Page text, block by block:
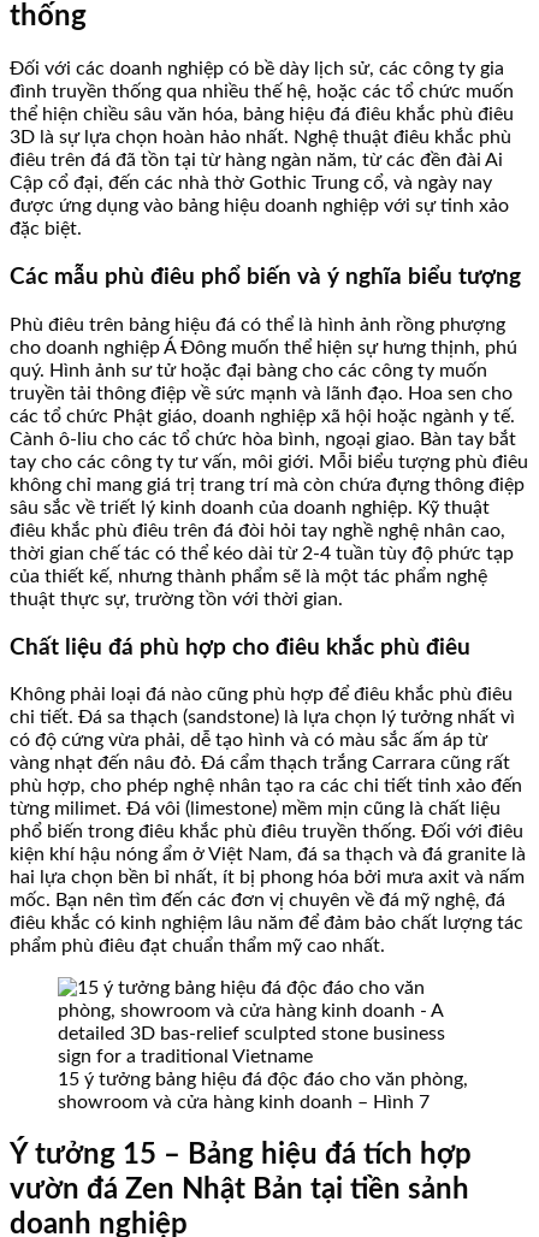
thống
Đối với các doanh nghiệp có bề dày lịch sử, các công ty gia
đình truyền thống qua nhiều thế hệ, hoặc các tổ chức muốn
thể hiện chiều sâu văn hóa, bảng hiệu đá điêu khắc phù điêu
3D là sự lựa chọn hoàn hảo nhất. Nghệ thuật điêu khắc phù
điêu trên đá đã tồn tại từ hàng ngàn năm, từ các đền đài Ai
Cập cổ đại, đến các nhà thờ Gothic Trung cổ, và ngày nay
được ứng dụng vào bảng hiệu doanh nghiệp với sự tinh xảo
đặc biệt.
Các mẫu phù điêu phổ biến và ý nghĩa biểu tượng
Phù điêu trên bảng hiệu đá có thể là hình ảnh rồng phượng
cho doanh nghiệp Á Đông muốn thể hiện sự hưng thịnh, phú
quý. Hình ảnh sư tử hoặc đại bàng cho các công ty muốn
truyền tải thông điệp về sức mạnh và lãnh đạo. Hoa sen cho
các tổ chức Phật giáo, doanh nghiệp xã hội hoặc ngành y tế.
Cành ô-liu cho các tổ chức hòa bình, ngoại giao. Bàn tay bắt
tay cho các công ty tư vấn, môi giới. Mỗi biểu tượng phù điêu
không chỉ mang giá trị trang trí mà còn chứa đựng thông điệp
sâu sắc về triết lý kinh doanh của doanh nghiệp. Kỹ thuật
điêu khắc phù điêu trên đá đòi hỏi tay nghề nghệ nhân cao,
thời gian chế tác có thể kéo dài từ 2-4 tuần tùy độ phức tạp
của thiết kế, nhưng thành phẩm sẽ là một tác phẩm nghệ
thuật thực sự, trường tồn với thời gian.
Chất liệu đá phù hợp cho điêu khắc phù điêu
Không phải loại đá nào cũng phù hợp để điêu khắc phù điêu
chi tiết. Đá sa thạch (sandstone) là lựa chọn lý tưởng nhất vì
có độ cứng vừa phải, dễ tạo hình và có màu sắc ấm áp từ
vàng nhạt đến nâu đỏ. Đá cẩm thạch trắng Carrara cũng rất
phù hợp, cho phép nghệ nhân tạo ra các chi tiết tinh xảo đến
từng milimet. Đá vôi (limestone) mềm mịn cũng là chất liệu
phổ biến trong điêu khắc phù điêu truyền thống. Đối với điêu
kiện khí hậu nóng ẩm ở Việt Nam, đá sa thạch và đá granite là
hai lựa chọn bền bỉ nhất, ít bị phong hóa bởi mưa axit và nấm
mốc. Bạn nên tìm đến các đơn vị chuyên về đá mỹ nghệ, đá
điêu khắc có kinh nghiệm lâu năm để đảm bảo chất lượng tác
phẩm phù điêu đạt chuẩn thẩm mỹ cao nhất.
15 ý tưởng bảng hiệu đá độc đáo cho văn phòng,
showroom và cửa hàng kinh doanh – Hình 7
Ý tưởng 15 – Bảng hiệu đá tích hợp
vườn đá Zen Nhật Bản tại tiền sảnh
doanh nghiệp